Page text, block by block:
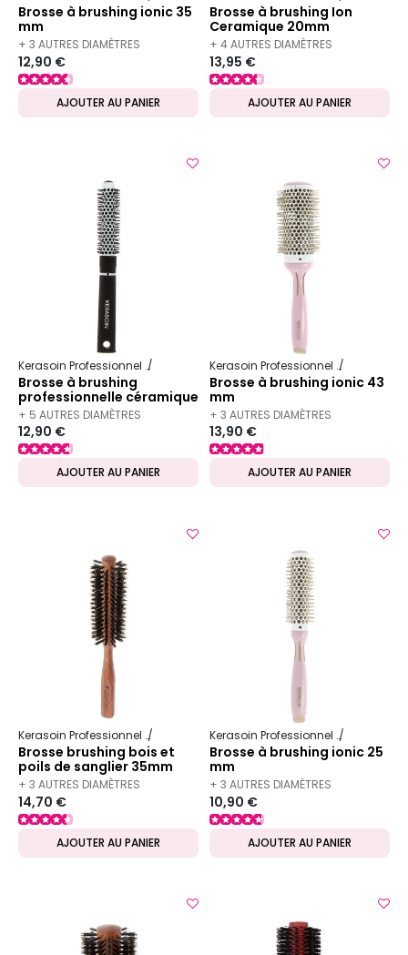
Brosse à brushing ionic 35
mm
+ 3 AUTRES DIAMÈTRES
DISPONIBLES
12,90 €
AJOUTER AU PANIER
Brosse à brushing Ion
Ceramique 20mm
+ 4 AUTRES DIAMÈTRES
DISPONIBLES
13,95 €
AJOUTER AU PANIER
Kerasoin Professionnel Matériel Coiffure Brosse à brushing
Brosse à brushing
professionnelle céramique
20mm
+ 5 AUTRES DIAMÈTRES
DISPONIBLES
12,90 €
AJOUTER AU PANIER
Kerasoin Professionnel
Brosse à brushing ionic 43
mm
+ 3 AUTRES DIAMÈTRES
DISPONIBLES
13,90 €
AJOUTER AU PANIER
Kerasoin Professionnel Matériel Coiffure Brosse à brushing
Brosse brushing bois et
poils de sanglier 35mm
+ 3 AUTRES DIAMÈTRES
DISPONIBLES
14,70 €
AJOUTER AU PANIER
Kerasoin Professionnel
Brosse à brushing ionic 25
mm
+ 3 AUTRES DIAMÈTRES
DISPONIBLES
10,90 €
AJOUTER AU PANIER